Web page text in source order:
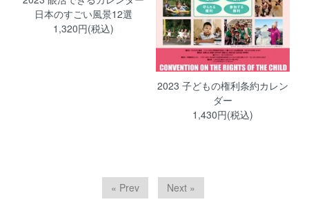
日本のすごい風景12選
1,320円(税込)
2023 子どもの権利条約カレン
ダー
1,430円(税込)
« Prev Next »